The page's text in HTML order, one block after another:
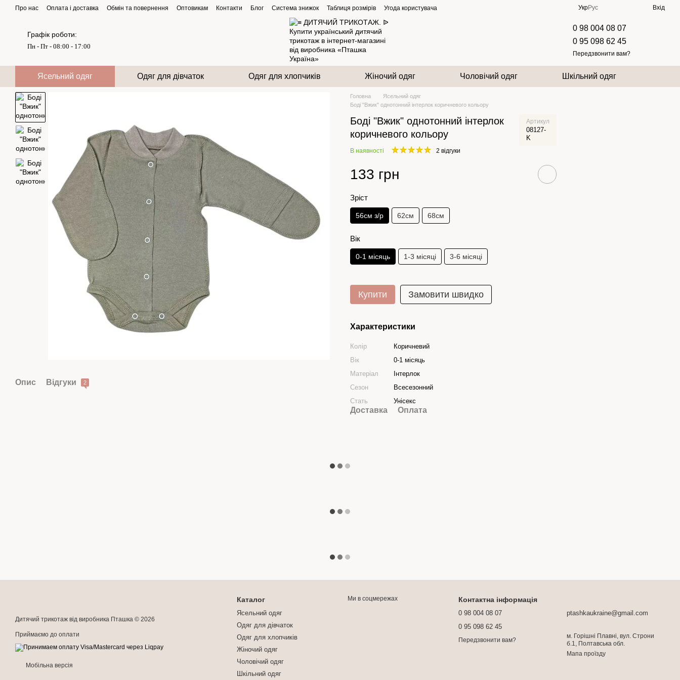
Перейти до основного контенту
Про нас Оплата і доставка Обмін та повернення Оптовикам Контакти Блог Система знижок Таблиця розмірів Угода користувача УкрРус Вхід
Графік роботи:
Пн - Пт - 08:00 - 17:00
0 98 004 08 07
0 95 098 62 45
Передзвонити вам?
Ясельний одяг Одяг для дівчаток Одяг для хлопчиків Жіночий одяг Чоловічий одяг Шкільний одяг
Опис Відгуки 2
Головна
Ясельний одяг
Боді "Вжик" однотонний інтерлок коричневого кольору
Боді "Вжик" однотонний інтерлок
коричневого кольору
Артикул
08127-
K
В наявності 2 відгуки
133 грн
Зріст
56см з/р 62см 68см
Вік
0-1 місяць 1-3 місяці 3-6 місяці
Купити Замовити швидко
Характеристики
Колір
Коричневий
Вік
0-1 місяць
Матеріал
Інтерлок
Сезон
Всесезонний
Стать
Унісекс
Доставка Оплата
Дитячий трикотаж від виробника Пташка © 2026
Приймаємо до оплати
Мобільна версія
Каталог
Ясельний одяг
Одяг для дівчаток
Одяг для хлопчиків
Жіночий одяг
Чоловічий одяг
Шкільний одяг
Ми в соцмережах Контактна інформація
0 98 004 08 07
0 95 098 62 45
Передзвонити вам?
ptashkaukraine@gmail.com
м. Горішні Плавні, вул. Строни
б.1, Полтавська обл.
Мапа проїзду